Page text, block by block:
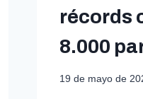
récords
8.000
19 de mayo de